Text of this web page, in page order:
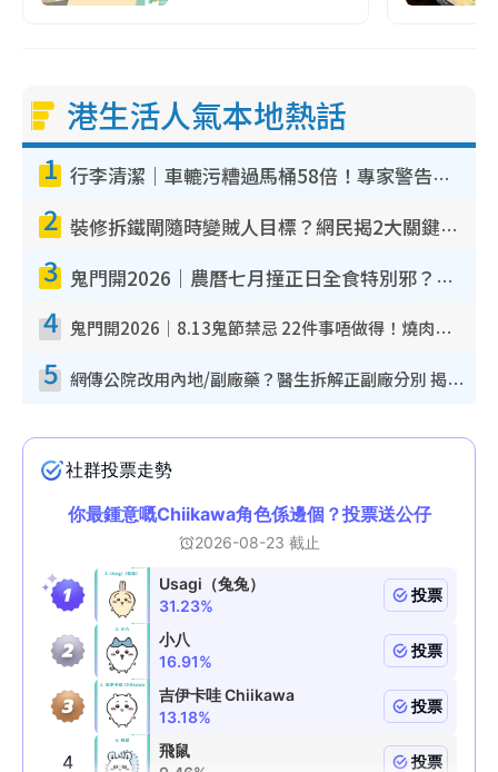
港生活人氣本地熱話
1 行李清潔｜車轆污糟過馬桶58倍！專家警告忌用酒精抹 教1招免污手除菌
2 裝修拆鐵閘隨時變賊人目標？網民揭2大關鍵用途：裝新式等於白裝？附新舊鐵閘分別
3 鬼門開2026｜農曆七月撞正日全食特別邪？專家警告切忌做一事！揭4大禁忌+2招保平安
4 鬼門開2026｜8.13鬼節禁忌 22件事唔做得！燒肉、刺身要少食？半夜勿吹口哨/打呢個電話
5 網傳公院改用內地/副廠藥？醫生拆解正副廠分別 揭4類人換藥隨時出事